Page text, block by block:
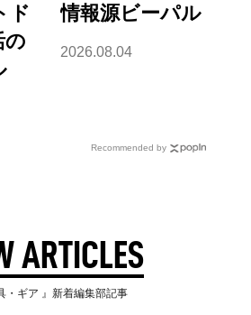
ド
の
情報源ビーパル
2026.08.04
Recommended by
ARTICLES
・ギア 』新着編集部記事